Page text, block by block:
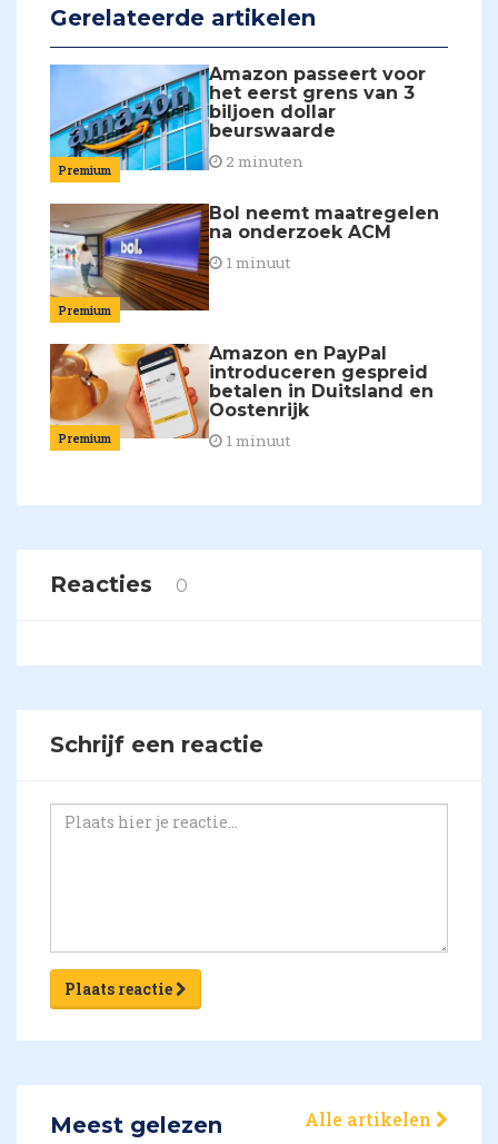
Gerelateerde artikelen
Premium
Amazon passeert voor
het eerst grens van 3
biljoen dollar
beurswaarde
2 minuten
Premium
Bol neemt maatregelen
na onderzoek ACM
1 minuut
Premium
Amazon en PayPal
introduceren gespreid
betalen in Duitsland en
Oostenrijk
1 minuut
Reacties 0
Schrijf een reactie
Plaats reactie
Meest gelezen Alle artikelen